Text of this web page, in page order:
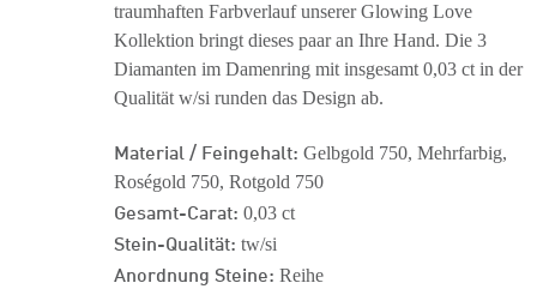
traumhaften Farbverlauf unserer Glowing Love
Kollektion bringt dieses paar an Ihre Hand. Die 3
Diamanten im Damenring mit insgesamt 0,03 ct in der
Qualität w/si runden das Design ab.
Material / Feingehalt: Gelbgold 750, Mehrfarbig,
Roségold 750, Rotgold 750
Gesamt-Carat: 0,03 ct
Stein-Qualität: tw/si
Anordnung Steine: Reihe